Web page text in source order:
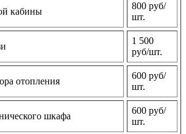
кабины
800 руб/
шт.
1 500
руб/шт.
отопления
600 руб/
шт.
шкафа
600 руб/
шт.